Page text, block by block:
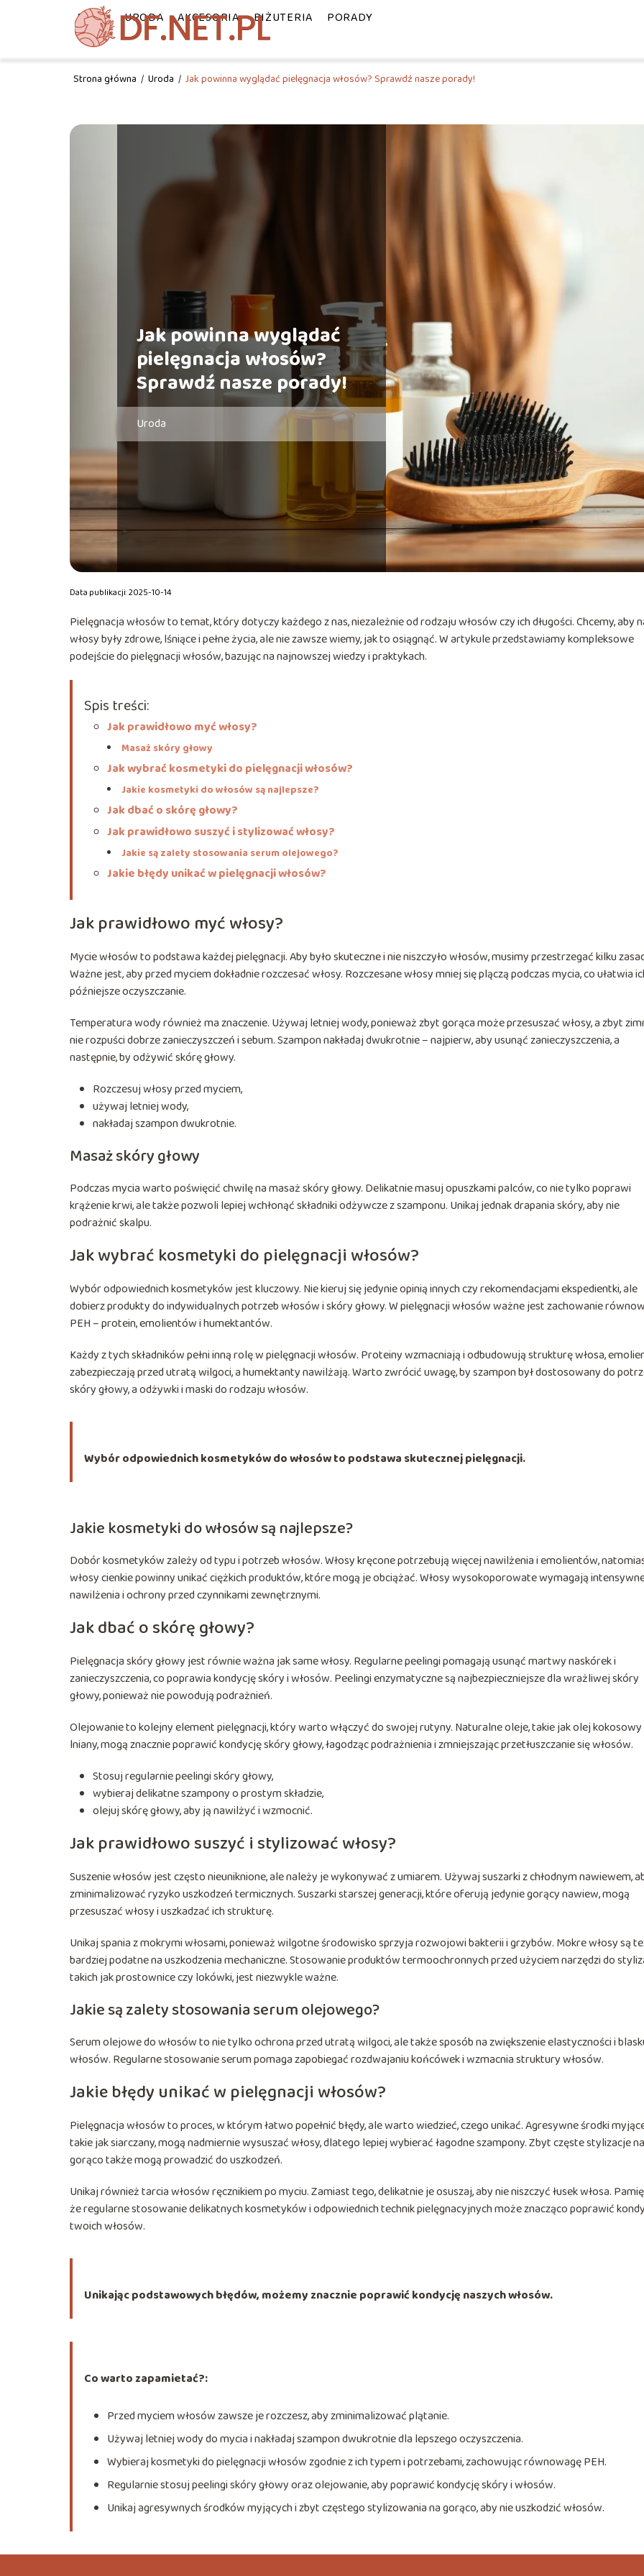
MODA URODA AKCESORIA BIŻUTERIA PORADY
Strona główna / Uroda / Jak powinna wyglądać pielęgnacja włosów? Sprawdź nasze porady!
Jak powinna wyglądać
pielęgnacja włosów?
Sprawdź nasze porady!
Uroda
Data publikacji: 2025-10-14
Pielęgnacja włosów to temat, który dotyczy każdego z nas, niezależnie od rodzaju włosów czy ich długości. Chcemy, aby
włosy były zdrowe, lśniące i pełne życia, ale nie zawsze wiemy, jak to osiągnąć. W artykule przedstawiamy kompleksowe
podejście do pielęgnacji włosów, bazując na najnowszej wiedzy i praktykach.
Spis treści:
Jak prawidłowo myć włosy?
Masaż skóry głowy
Jak wybrać kosmetyki do pielęgnacji włosów?
Jakie kosmetyki do włosów są najlepsze?
Jak dbać o skórę głowy?
Jak prawidłowo suszyć i stylizować włosy?
Jakie są zalety stosowania serum olejowego?
Jakie błędy unikać w pielęgnacji włosów?
Jak prawidłowo myć włosy?
Mycie włosów to podstawa każdej pielęgnacji. Aby było skuteczne i nie niszczyło włosów, musimy przestrzegać kilku
Ważne jest, aby przed myciem dokładnie rozczesać włosy. Rozczesane włosy mniej się plączą podczas mycia, co ułatwia
późniejsze oczyszczanie.
Temperatura wody również ma znaczenie. Używaj letniej wody, ponieważ zbyt gorąca może przesuszać włosy, a zbyt
nie rozpuści dobrze zanieczyszczeń i sebum. Szampon nakładaj dwukrotnie – najpierw, aby usunąć zanieczyszczenia, a
następnie, by odżywić skórę głowy.
Rozczesuj włosy przed myciem,
używaj letniej wody,
nakładaj szampon dwukrotnie.
Masaż skóry głowy
Podczas mycia warto poświęcić chwilę na masaż skóry głowy. Delikatnie masuj opuszkami palców, co nie tylko poprawi
krążenie krwi, ale także pozwoli lepiej wchłonąć składniki odżywcze z szamponu. Unikaj jednak drapania skóry, aby nie
podrażnić skalpu.
Jak wybrać kosmetyki do pielęgnacji włosów?
Wybór odpowiednich kosmetyków jest kluczowy. Nie kieruj się jedynie opinią innych czy rekomendacjami ekspedientki, ale
dobierz produkty do indywidualnych potrzeb włosów i skóry głowy. W pielęgnacji włosów ważne jest zachowanie
PEH – protein, emolientów i humektantów.
Każdy z tych składników pełni inną rolę w pielęgnacji włosów. Proteiny wzmacniają i odbudowują strukturę włosa,
zabezpieczają przed utratą wilgoci, a humektanty nawilżają. Warto zwrócić uwagę, by szampon był dostosowany do
skóry głowy, a odżywki i maski do rodzaju włosów.
Wybór odpowiednich kosmetyków do włosów to podstawa skutecznej pielęgnacji.
Jakie kosmetyki do włosów są najlepsze?
Dobór kosmetyków zależy od typu i potrzeb włosów. Włosy kręcone potrzebują więcej nawilżenia i emolientów,
włosy cienkie powinny unikać ciężkich produktów, które mogą je obciążać. Włosy wysokoporowate wymagają
nawilżenia i ochrony przed czynnikami zewnętrznymi.
Jak dbać o skórę głowy?
Pielęgnacja skóry głowy jest równie ważna jak same włosy. Regularne peelingi pomagają usunąć martwy naskórek i
zanieczyszczenia, co poprawia kondycję skóry i włosów. Peelingi enzymatyczne są najbezpieczniejsze dla wrażliwej skóry
głowy, ponieważ nie powodują podrażnień.
Olejowanie to kolejny element pielęgnacji, który warto włączyć do swojej rutyny. Naturalne oleje, takie jak olej
lniany, mogą znacznie poprawić kondycję skóry głowy, łagodząc podrażnienia i zmniejszając przetłuszczanie się włosów.
Stosuj regularnie peelingi skóry głowy,
wybieraj delikatne szampony o prostym składzie,
olejuj skórę głowy, aby ją nawilżyć i wzmocnić.
Jak prawidłowo suszyć i stylizować włosy?
Suszenie włosów jest często nieuniknione, ale należy je wykonywać z umiarem. Używaj suszarki z chłodnym nawiewem,
zminimalizować ryzyko uszkodzeń termicznych. Suszarki starszej generacji, które oferują jedynie gorący nawiew, mogą
przesuszać włosy i uszkadzać ich strukturę.
Unikaj spania z mokrymi włosami, ponieważ wilgotne środowisko sprzyja rozwojowi bakterii i grzybów. Mokre włosy są
bardziej podatne na uszkodzenia mechaniczne. Stosowanie produktów termoochronnych przed użyciem narzędzi do
takich jak prostownice czy lokówki, jest niezwykle ważne.
Jakie są zalety stosowania serum olejowego?
Serum olejowe do włosów to nie tylko ochrona przed utratą wilgoci, ale także sposób na zwiększenie elastyczności i
włosów. Regularne stosowanie serum pomaga zapobiegać rozdwajaniu końcówek i wzmacnia struktury włosów.
Jakie błędy unikać w pielęgnacji włosów?
Pielęgnacja włosów to proces, w którym łatwo popełnić błędy, ale warto wiedzieć, czego unikać. Agresywne środki
takie jak siarczany, mogą nadmiernie wysuszać włosy, dlatego lepiej wybierać łagodne szampony. Zbyt częste stylizacje na
gorąco także mogą prowadzić do uszkodzeń.
Unikaj również tarcia włosów ręcznikiem po myciu. Zamiast tego, delikatnie je osuszaj, aby nie niszczyć łusek włosa.
że regularne stosowanie delikatnych kosmetyków i odpowiednich technik pielęgnacyjnych może znacząco poprawić
twoich włosów.
Unikając podstawowych błędów, możemy znacznie poprawić kondycję naszych włosów.
Co warto zapamietać?:
Przed myciem włosów zawsze je rozczesz, aby zminimalizować plątanie.
Używaj letniej wody do mycia i nakładaj szampon dwukrotnie dla lepszego oczyszczenia.
Wybieraj kosmetyki do pielęgnacji włosów zgodnie z ich typem i potrzebami, zachowując równowagę PEH.
Regularnie stosuj peelingi skóry głowy oraz olejowanie, aby poprawić kondycję skóry i włosów.
Unikaj agresywnych środków myjących i zbyt częstego stylizowania na gorąco, aby nie uszkodzić włosów.